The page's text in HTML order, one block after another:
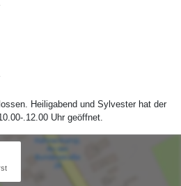
Heiligabend und Sylvester hat der
.12.00 Uhr geöffnet.